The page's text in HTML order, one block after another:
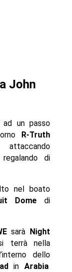
John
ad un passo
R-Truth
di
nel boato
Dome di
sarà
Night
terrà nella
dello
in Arabia